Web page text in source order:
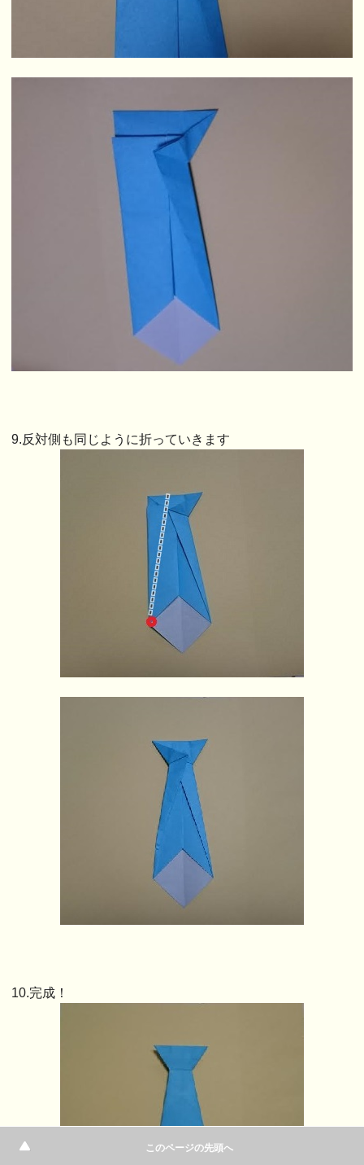
9.反対側も同じように折っていきます
10.完成！
このページの先頭へ